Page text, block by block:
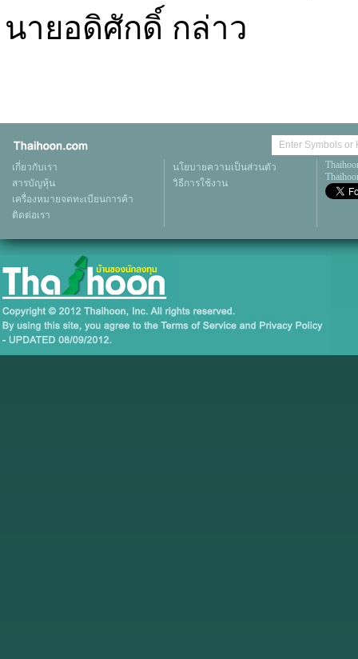
นายอดิศักดิ์ กล่าว
เกี่ยวกับเรา
สารบัญหุ้น
เครื่องหมายจดทะเบียนการค้า
ติดต่อเรา
นโยบายความเป็นส่วนตัว
วิธีการใช้งาน